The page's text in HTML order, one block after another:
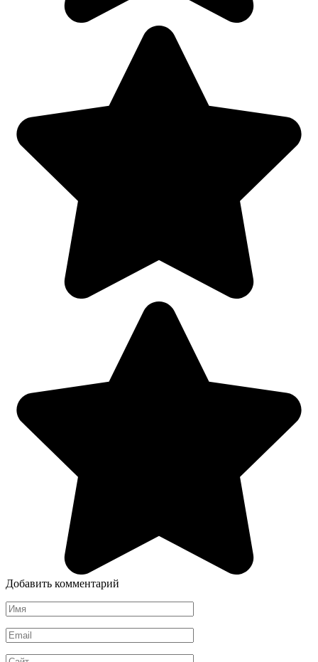
Добавить комментарий
Имя
*
Email
*
Сайт